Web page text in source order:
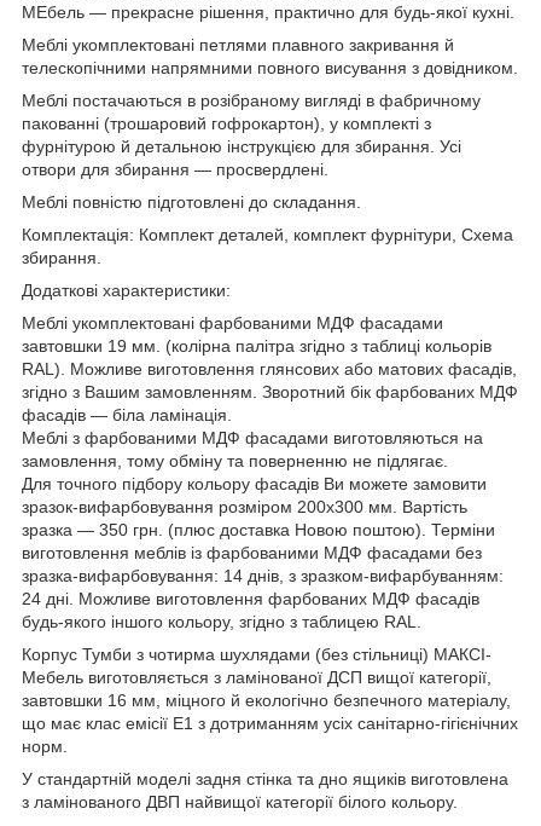
МЕбель — прекрасне рішення, практично для будь-якої кухні.
Меблі укомплектовані петлями плавного закривання й
телескопічними напрямними повного висування з довідником.
Меблі постачаються в розібраному вигляді в фабричному
пакованні (трошаровий гофрокартон), у комплекті з
фурнітурою й детальною інструкцією для збирання. Усі
отвори для збирання — просвердлені.
Меблі повністю підготовлені до складання.
Комплектація: Комплект деталей, комплект фурнітури, Схема
збирання.
Додаткові характеристики:
Меблі укомплектовані фарбованими МДФ фасадами
завтовшки 19 мм. (колірна палітра згідно з таблиці кольорів
RAL). Можливе виготовлення глянсових або матових фасадів,
згідно з Вашим замовленням. Зворотний бік фарбованих МДФ
фасадів — біла ламінація.
Меблі з фарбованими МДФ фасадами виготовляються на
замовлення, тому обміну та поверненню не підлягає.
Для точного підбору кольору фасадів Ви можете замовити
зразок-вифарбовування розміром 200х300 мм. Вартість
зразка — 350 грн. (плюс доставка Новою поштою). Терміни
виготовлення меблів із фарбованими МДФ фасадами без
зразка-вифарбовування: 14 днів, з зразком-вифарбуванням:
24 дні. Можливе виготовлення фарбованих МДФ фасадів
будь-якого іншого кольору, згідно з таблицею RAL.
Корпус Тумби з чотирма шухлядами (без стільниці) МАКСІ-
Мебель виготовляється з ламінованої ДСП вищої категорії,
завтовшки 16 мм, міцного й екологічно безпечного матеріалу,
що має клас емісії Е1 з дотриманням усіх санітарно-гігієнічних
норм.
У стандартній моделі задня стінка та дно ящиків виготовлена
з ламінованого ДВП найвищої категорії білого кольору.